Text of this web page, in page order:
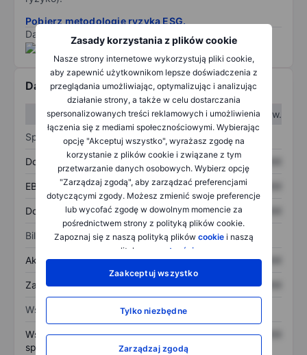
Zasady korzystania z plików cookie
Nasze strony internetowe wykorzystują pliki cookie,
aby zapewnić użytkownikom lepsze doświadczenia z
przeglądania umożliwiając, optymalizując i analizując
działanie strony, a także w celu dostarczania
spersonalizowanych treści reklamowych i umożliwienia
łączenia się z mediami społecznościowymi. Wybierając
opcję "Akceptuj wszystko", wyrażasz zgodę na
korzystanie z plików cookie i związane z tym
przetwarzanie danych osobowych. Wybierz opcję
"Zarządzaj zgodą", aby zarządzać preferencjami
dotyczącymi zgody. Możesz zmienić swoje preferencje
lub wycofać zgodę w dowolnym momencie za
pośrednictwem strony z polityką plików cookie.
Zapoznaj się z naszą polityką plików cookiei naszą
polityką
prywatności
Zaakceptuj wszystko
Tylko niezbędne
Zarządzaj zgodą
Pobierz metodologię ryzyka ESG.
Dane dostarczone przez
Dane finansowe
W I kw.
W II kw.
Sprawozdanie z zysków
Dochód XXXXXXX XXXXXXX
EBITDA XXXXXXX XXXXXXX
Dochód netto XXXXXXX XXXXXXX
Bilans
Aktywa ogółem XXXXXXX XXXXXXX
Zadłużenie ogółem XXXXXXX XXXXXXX
Wskaźniki
Współczynnik cena do
sprzedaży
XXXXXXX XXXXXXX